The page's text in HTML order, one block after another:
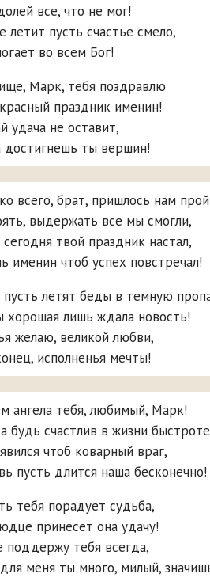
все, что не мог!
летит пусть счастье смело,
во всем Бог!
Марк, тебя поздравлю
праздник именин!
удача не оставит,
достигнешь ты вершин!
всего, брат, пришлось нам
выдержать все мы смогли,
твой праздник настал,
именин чтоб успех повстречал!
летят беды в темную
хорошая лишь ждала новость!
желаю, великой любви,
исполненья мечты!
ангела тебя, любимый, Марк!
будь счастлив в жизни
чтоб коварный враг,
пусть длится наша бесконечно!
тебя порадует судьба,
принесет она удачу!
поддержу тебя всегда,
меня ты много, милый,